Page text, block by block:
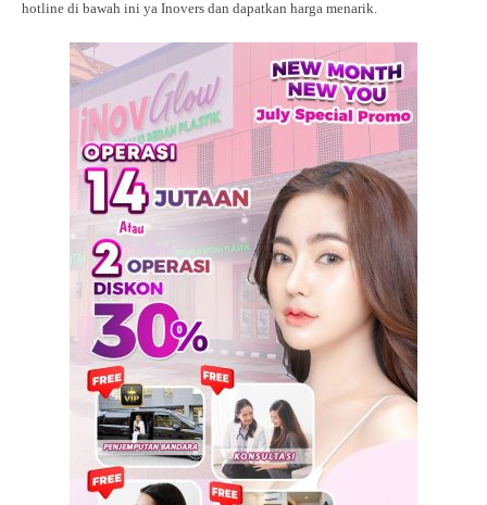
hotline di bawah ini ya Inovers dan dapatkan harga menarik.